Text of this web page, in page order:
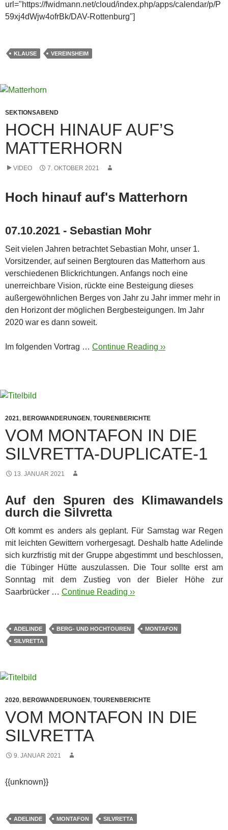
url="https://fwidmann.net/cloud/index.php/apps/calendar/p/P
59xj4dWjw4ofrBk/DAV-Rottenburg"]
KLAUSE VEREINSHEIM
SEKTIONSABEND
HOCH HINAUF AUF’S
MATTERHORN
VIDEO 7. OKTOBER 2021
Hoch hinauf auf's Matterhorn
07.10.2021 - Sebastian Mohr
Seit vielen Jahren betrachtet Sebastian Mohr, unser 1.
Vorsitzender, auf seinen Bergtouren das Matterhorn aus
verschiedenen Blickrichtungen. Anfangs noch eine
unerreichbare Vision, rückte eine Besteigung dieses
außergewöhnlichen Berges von Jahr zu Jahr immer mehr in
den Horizont der möglichen Bergbesteigungen. Im Jahr
2020 war es dann soweit.
Im folgenden Vortrag … Continue Reading ››
2021, BERGWANDERUNGEN, TOURENBERICHTE
VOM MONTAFON IN DIE
SILVRETTA-DUPLICATE-1
13. JANUAR 2021
Auf den Spuren des Klimawandels
durch die Silvretta
Oft kommt es anders als geplant. Für Samstag war Regen
mit leichten Gewittern vorhergesagt. Deshalb hatte Adelinde
sich kurzfristig mit der Gruppe abgestimmt und beschlossen,
die Tübinger Hütte auszulassen. Die Tour sollte erst am
Sonntag mit dem Zustieg von der Bieler Höhe zur
Saarbrücker … Continue Reading ››
ADELINDE BERG- UND HOCHTOUREN
MONTAFON
SILVRETTA
2020, BERGWANDERUNGEN, TOURENBERICHTE
VOM MONTAFON IN DIE
SILVRETTA
9. JANUAR 2021
{{unknown}}
ADELINDE MONTAFON SILVRETTA